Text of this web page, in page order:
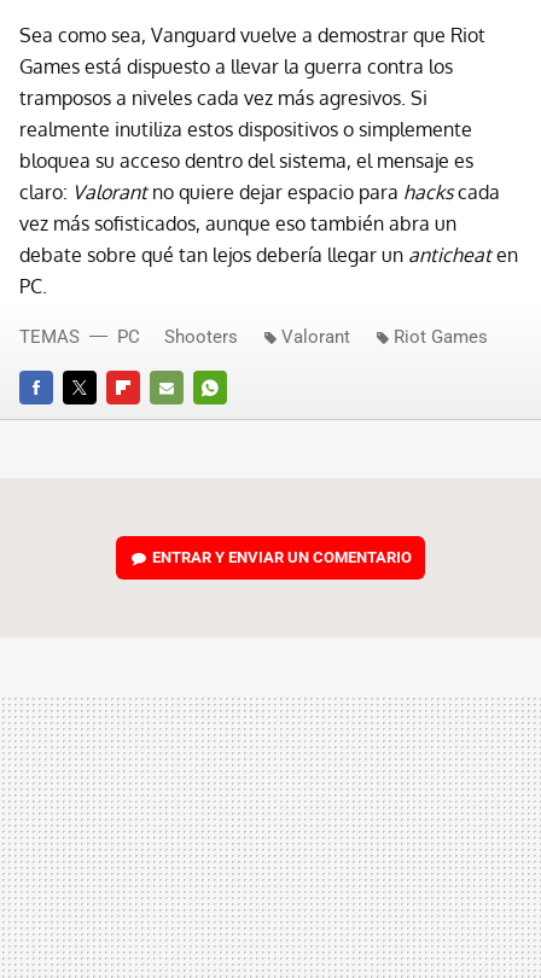
Sea como sea, Vanguard vuelve a demostrar que Riot
Games está dispuesto a llevar la guerra contra los
tramposos a niveles cada vez más agresivos. Si
realmente inutiliza estos dispositivos o simplemente
bloquea su acceso dentro del sistema, el mensaje es
claro: Valorantno quiere dejar espacio para hackscada
vez más sofisticados, aunque eso también abra un
debate sobre qué tan lejos debería llegar un anticheaten
PC.
FACEBOOKTWITTERFLIPBOARD
E-
WHATSAPP
TEMAS PC Shooters Valorant Riot Games
ENTRAR Y ENVIAR UN COMENTARIO